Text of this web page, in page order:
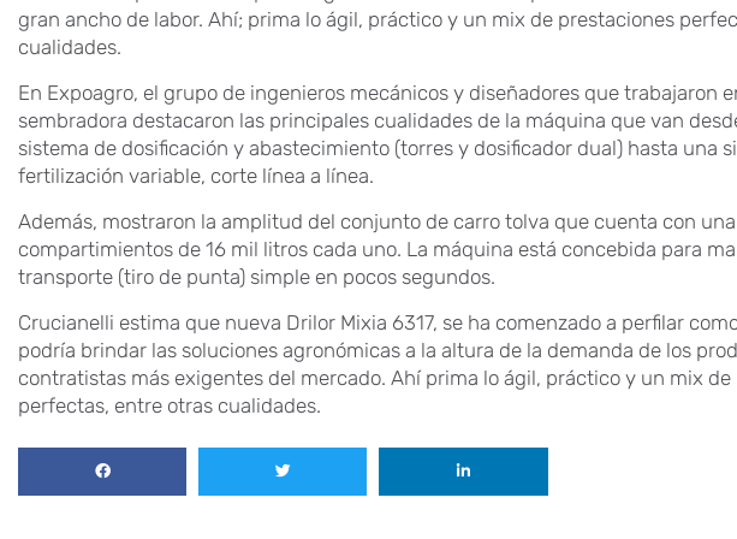
gran ancho de labor. Ahí; prima lo ágil, práctico y un mix de prestaciones
cualidades.
En Expoagro, el grupo de ingenieros mecánicos y diseñadores que trabajaron
sembradora destacaron las principales cualidades de la máquina que van
sistema de dosificación y abastecimiento (torres y dosificador dual) hasta una
fertilización variable, corte línea a línea.
Además, mostraron la amplitud del conjunto de carro tolva que cuenta con
compartimientos de 16 mil litros cada uno. La máquina está concebida para
transporte (tiro de punta) simple en pocos segundos.
Crucianelli estima que nueva Drilor Mixia 6317, se ha comenzado a perfilar
podría brindar las soluciones agronómicas a la altura de la demanda de los
contratistas más exigentes del mercado. Ahí prima lo ágil, práctico y un mix
perfectas, entre otras cualidades.